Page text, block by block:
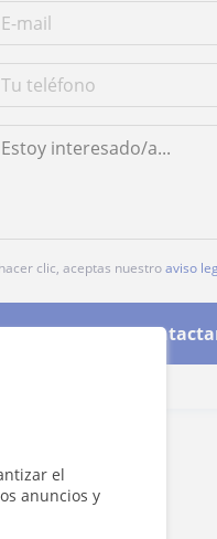
el
anuncios y
clic, aceptas nuestroaviso